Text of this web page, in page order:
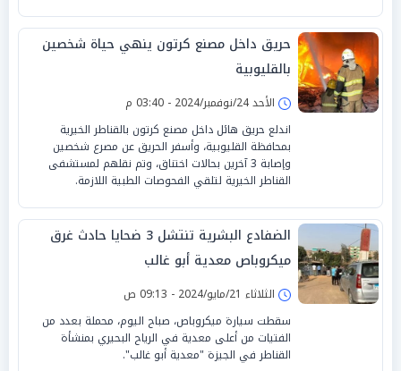
حريق داخل مصنع كرتون ينهي حياة شخصين
بالقليوبية
الأحد 24/نوفمبر/2024 - 03:40 م
اندلع حريق هائل داخل مصنع كرتون بالقناطر الخيرية
بمحافظة القليوبية، وأسفر الحريق عن مصرع شخصين
وإصابة 3 آخرين بحالات اختناق، وتم نقلهم لمستشفى
القناطر الخيرية لتلقي الفحوصات الطبية اللازمة.
الضفادع البشرية تنتشل 3 ضحايا حادث غرق
ميكروباص معدية أبو غالب
الثلاثاء 21/مايو/2024 - 09:13 ص
سقطت سيارة ميكروباص، صباح اليوم، محملة بعدد من
الفتيات من أعلى معدية في الرياح البحيري بمنشأة
القناطر في الجيزة "معدية أبو غالب".